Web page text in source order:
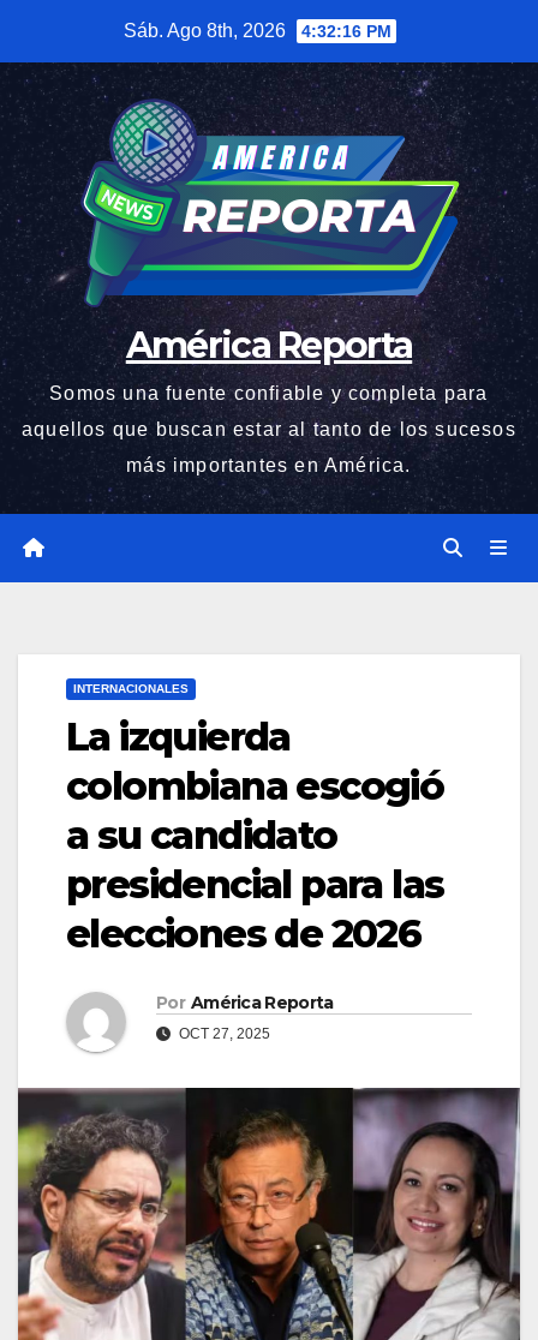
contenido
Sáb. Ago 8th, 2026 4:32:17 PM
América Reporta
Somos una fuente confiable y completa para
aquellos que buscan estar al tanto de los sucesos
más importantes en América.
INTERNACIONALES
La izquierda
colombiana escogió
a su candidato
presidencial para las
elecciones de 2026
Por América Reporta
OCT 27, 2025